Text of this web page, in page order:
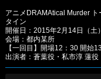
アニメDRAMAtical Murder
タイン
開催日：2015年2月14日（土）
会場：都内某所
【一回目】開場12：30 開始
出演者：蒼葉役・私市淳 蓮役
Blu-ray&DVD&CD
TWITTER